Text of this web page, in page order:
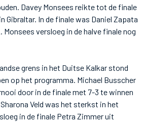
Davey Monsees reikte tot de finale
Gibraltar. In de finale was Daniel Zapata
versloeg in de halve finale nog
grens in het Duitse Kalkar stond
op het programma. Michael Busscher
door in de finale met 7-3 te winnen
Veld was het sterkst in het
in de finale Petra Zimmer uit